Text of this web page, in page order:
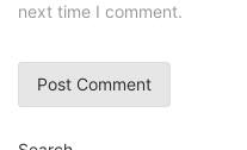
next time I comment.